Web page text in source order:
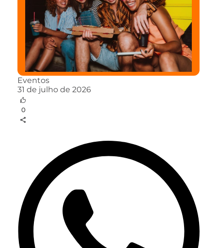
Eventos
31 de julho de 2026
0